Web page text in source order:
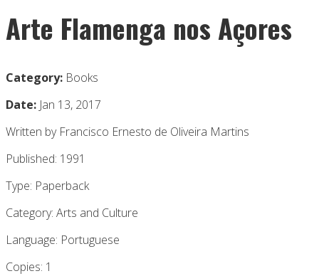
Arte Flamenga nos Açores
Category: Books
Date: Jan 13, 2017
Written by Francisco Ernesto de Oliveira Martins
Published: 1991
Type: Paperback
Category: Arts and Culture
Language: Portuguese
Copies: 1